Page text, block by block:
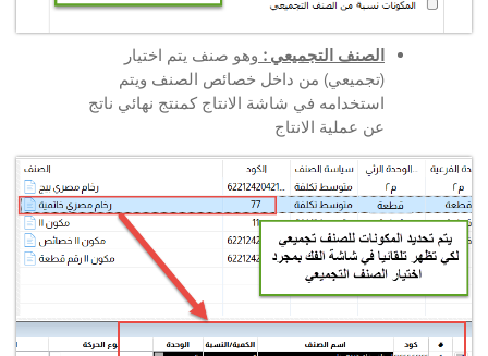
الصنف التجميعي : وهو صنف يتم اختيار
(تجميعي) من داخل خصائص الصنف ويتم
استخدامه في شاشة الانتاج كمنتج نهائي ناتج
عن عملية الانتاج